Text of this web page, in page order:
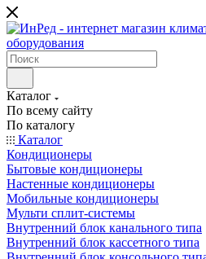
Каталог
По всему сайту
По каталогу
Каталог
Кондиционеры
Бытовые кондиционеры
Настенные кондиционеры
Мобильные кондиционеры
Мульти сплит-системы
Внутренний блок канального типа
Внутренний блок кассетного типа